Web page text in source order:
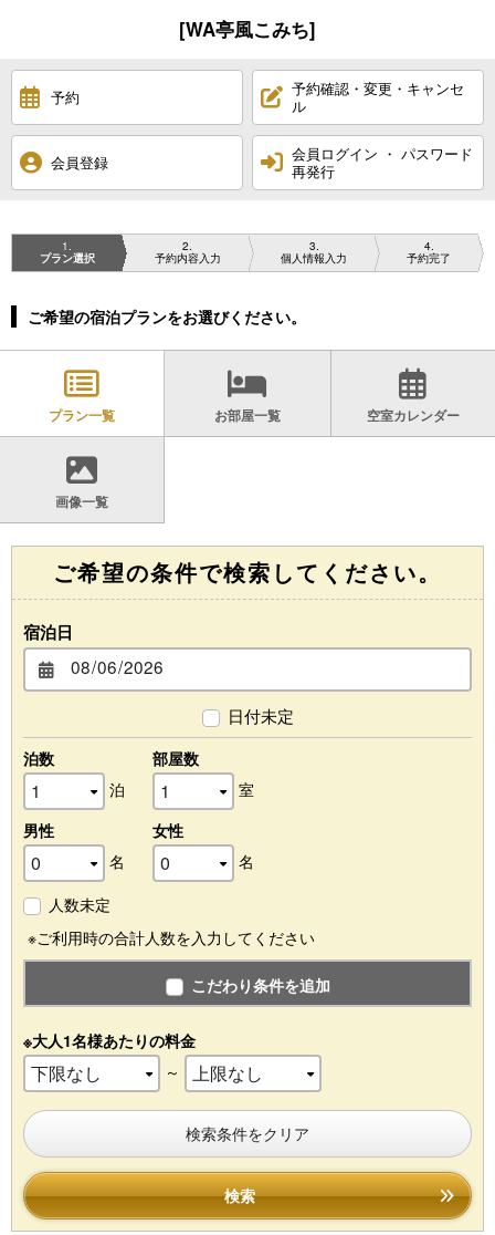
[WA亭風こみち]
予約
予約確認・変更・キャンセ
ル
会員登録
会員ログイン ・ パスワード
再発行
1
プラン選択
2
予約内容入力
3
個人情報入力
4
予約完了
ご希望の宿泊プランをお選びください。
プラン一覧 お部屋一覧 空室カレンダー
画像一覧
ご希望の条件で検索してください。
宿泊日
日付未定
泊数
泊
部屋数
室
男性
名
女性
名
人数未定
※ご利用時の合計人数を入力してください
こだわり条件を追加
※大人1名様あたりの料金
～
検索条件をクリア
検索